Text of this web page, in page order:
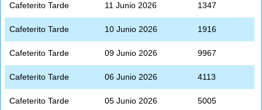
Cafeterito Tarde 11 Junio 2026 1347
Cafeterito Tarde 10 Junio 2026 1916
Cafeterito Tarde 09 Junio 2026 9967
Cafeterito Tarde 06 Junio 2026 4113
Cafeterito Tarde 05 Junio 2026 5005